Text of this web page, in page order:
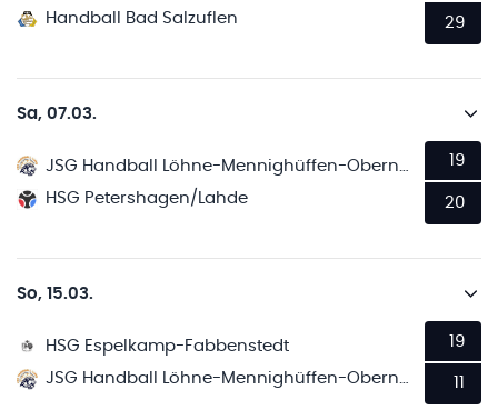
Handball Bad Salzuflen
29
Sa, 07.03.
HSG Petershagen/Lahde
19
20
So, 15.03.
HSG Espelkamp-Fabbenstedt
JSG Handball Löhne-Mennighüffen-Obernbeck
19